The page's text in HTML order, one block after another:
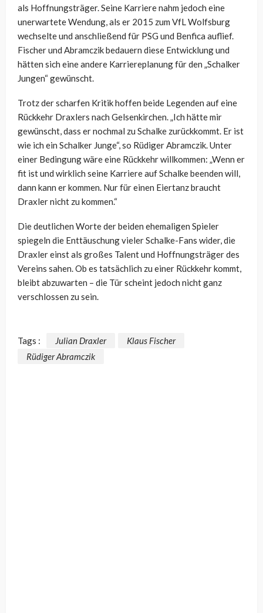
als Hoffnungsträger. Seine Karriere nahm jedoch eine
unerwartete Wendung, als er 2015 zum VfL Wolfsburg
wechselte und anschließend für PSG und Benfica auflief.
Fischer und Abramczik bedauern diese Entwicklung und
hätten sich eine andere Karriereplanung für den „Schalker
Jungen“ gewünscht.
Trotz der scharfen Kritik hoffen beide Legenden auf eine
Rückkehr Draxlers nach Gelsenkirchen. „Ich hätte mir
gewünscht, dass er nochmal zu Schalke zurückkommt. Er ist
wie ich ein Schalker Junge“, so Rüdiger Abramczik. Unter
einer Bedingung wäre eine Rückkehr willkommen: „Wenn er
fit ist und wirklich seine Karriere auf Schalke beenden will,
dann kann er kommen. Nur für einen Eiertanz braucht
Draxler nicht zu kommen.“
Die deutlichen Worte der beiden ehemaligen Spieler
spiegeln die Enttäuschung vieler Schalke-Fans wider, die
Draxler einst als großes Talent und Hoffnungsträger des
Vereins sahen. Ob es tatsächlich zu einer Rückkehr kommt,
bleibt abzuwarten – die Tür scheint jedoch nicht ganz
verschlossen zu sein.
Tags : Julian Draxler
Klaus Fischer
Rüdiger Abramczik